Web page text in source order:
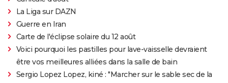
La Liga sur DAZN
Guerre en Iran
Carte de l'éclipse solaire du 12 août
Voici pourquoi les pastilles pour lave-vaisselle devraient
être vos meilleures alliées dans la salle de bain
Sergio Lopez Lopez, kiné : "Marcher sur le sable sec de la